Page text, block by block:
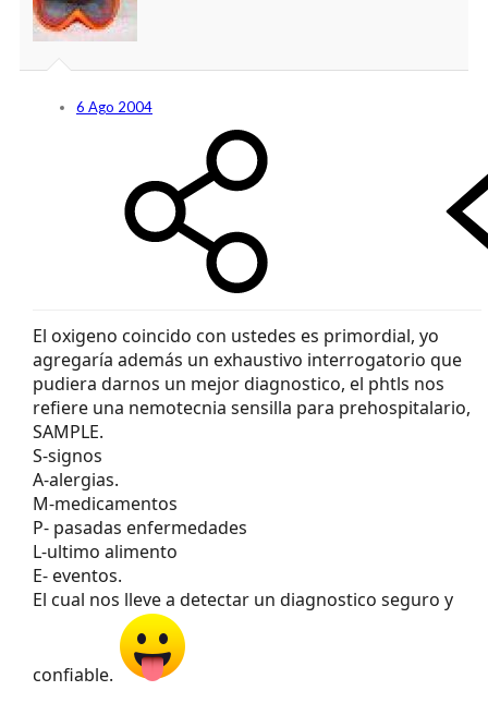
6 Ago 2004
El oxigeno coincido con ustedes es primordial, yo
agregaría además un exhaustivo interrogatorio que
pudiera darnos un mejor diagnostico, el phtls nos
refiere una nemotecnia sensilla para prehospitalario,
SAMPLE.
S-signos
A-alergias.
M-medicamentos
P- pasadas enfermedades
L-ultimo alimento
E- eventos.
El cual nos lleve a detectar un diagnostico seguro y
confiable.